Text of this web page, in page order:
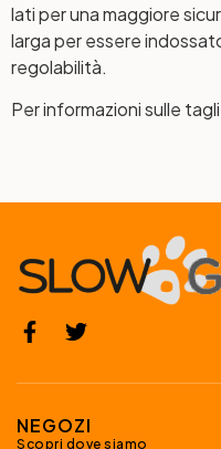
lati per una maggiore
larga per essere
regolabilità.
Per informazioni sulle
NEGOZI
Scopri dove siamo